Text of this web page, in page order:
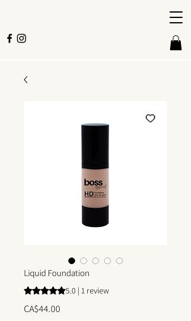
Liquid Foundation
Rating is 5.0 out of five stars based on 1
5.0 | 1 review
CA$44.00